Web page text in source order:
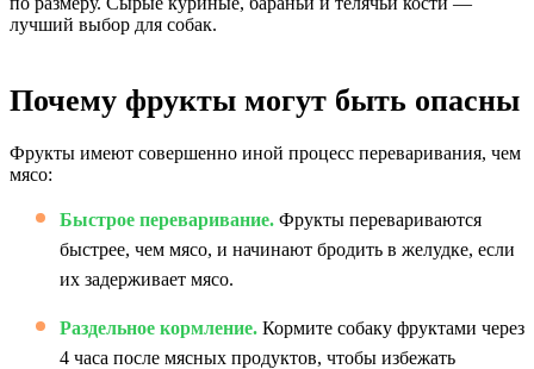
лучший выбор для собак.
Почему фрукты могут быть опасны
Фрукты имеют совершенно иной процесс переваривания, чем
мясо:
Быстрое переваривание. Фрукты перевариваются
быстрее, чем мясо, и начинают бродить в желудке, если
их задерживает мясо.
Раздельное кормление. Кормите собаку фруктами через
4 часа после мясных продуктов, чтобы избежать